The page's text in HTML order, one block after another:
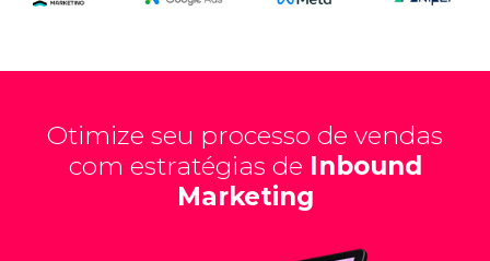
Otimize seu processo de vendas
com estratégias de Inbound
Marketing